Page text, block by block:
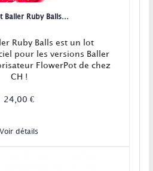
Baller Ruby Balls...
Ruby Balls est un lot
pour les versions Baller
FlowerPot de chez
CH !
24,00 €
Voir détails